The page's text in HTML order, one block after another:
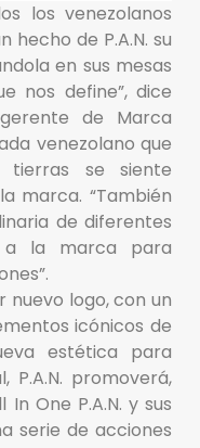
los venezolanos
hecho de P.A.N. su
en sus mesas
nos define”, dice
de Marca
venezolano que
se siente
marca. “También
de diferentes
a la marca para
nuevo logo, con un
icónicos de
estética para
P.A.N. promoverá,
One P.A.N. y sus
serie de acciones